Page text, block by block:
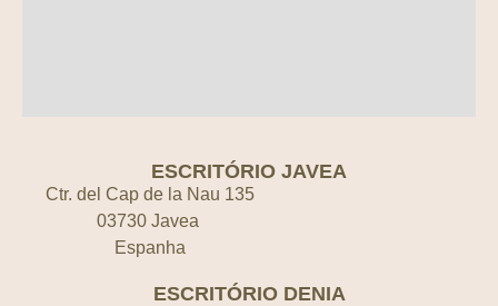
ESCRITÓRIO JAVEA
Ctr. del Cap de la Nau 135
03730 Javea
Espanha
ESCRITÓRIO DENIA